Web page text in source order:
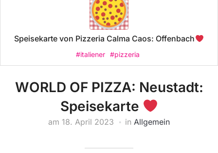
Speisekarte von Pizzeria Calma Caos: Offenbach
#italiener #pizzeria
WORLD OF PIZZA: Neustadt:
Speisekarte
am 18. April 2023 in Allgemein